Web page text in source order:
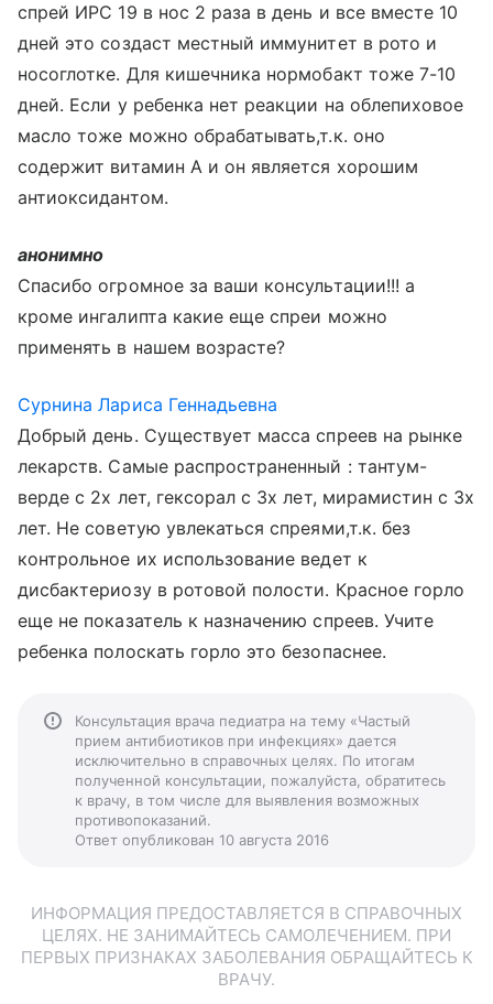
спрей ИРС 19 в нос 2 раза в день и все вместе 10
дней это создаст местный иммунитет в рото и
носоглотке. Для кишечника нормобакт тоже 7-10
дней. Если у ребенка нет реакции на облепиховое
масло тоже можно обрабатывать,т.к. оно
содержит витамин А и он является хорошим
антиоксидантом.
анонимно
Спасибо огромное за ваши консультации!!! а
кроме ингалипта какие еще спреи можно
применять в нашем возрасте?
Сурнина Лариса Геннадьевна
Добрый день. Существует масса спреев на рынке
лекарств. Самые распространенный : тантум-
верде с 2х лет, гексорал с 3х лет, мирамистин с 3х
лет. Не советую увлекаться спреями,т.к. без
контрольное их использование ведет к
дисбактериозу в ротовой полости. Красное горло
еще не показатель к назначению спреев. Учите
ребенка полоскать горло это безопаснее.
Консультация врача педиатра на тему «Частый
прием антибиотиков при инфекциях» дается
исключительно в справочных целях. По итогам
полученной консультации, пожалуйста, обратитесь
к врачу, в том числе для выявления возможных
противопоказаний.
Ответ опубликован 10 августа 2016
ИНФОРМАЦИЯ ПРЕДОСТАВЛЯЕТСЯ В СПРАВОЧНЫХ
ЦЕЛЯХ. НЕ ЗАНИМАЙТЕСЬ САМОЛЕЧЕНИЕМ. ПРИ
ПЕРВЫХ ПРИЗНАКАХ ЗАБОЛЕВАНИЯ ОБРАЩАЙТЕСЬ К
ВРАЧУ.